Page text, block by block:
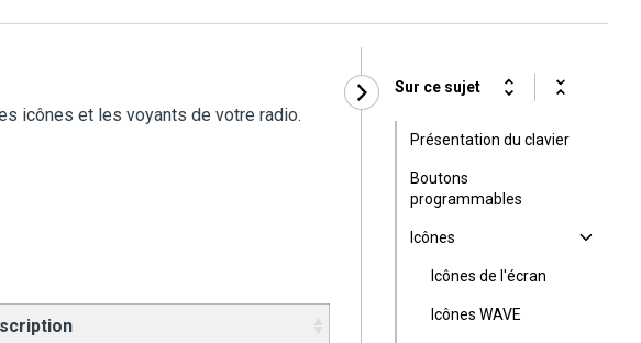
icônes et les voyants de votre radio.
Sur ce sujet
Présentation du clavier
Boutons
programmables
Icônes
Icônes de l'écran
Icônes WAVE